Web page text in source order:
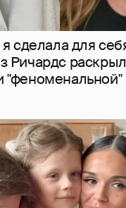
и Софья
дочери